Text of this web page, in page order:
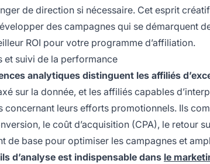
de direction si nécessaire. Cet esprit
des campagnes qui se démarquent
ROI pour votre programme d’affiliation.
et suivi de la performance
analytiques distinguent les affiliés
sur la donnée, et les affiliés capables
concernant leurs efforts promotionnels. Ils
le coût d’acquisition (CPA), le retour
de base pour optimiser les campagnes et
d’analyse est indispensable dans le